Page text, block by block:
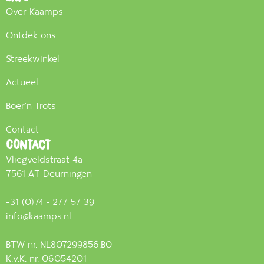
Over Kaamps
Ontdek ons
Streekwinkel
Actueel
Boer'n Trots
Contact
Contact
Vliegveldstraat 4a
7561 AT Deurningen
+31 (0)74 - 277 57 39
info@kaamps.nl
BTW nr. NL807299856.B0
K.v.K. nr. 06054201